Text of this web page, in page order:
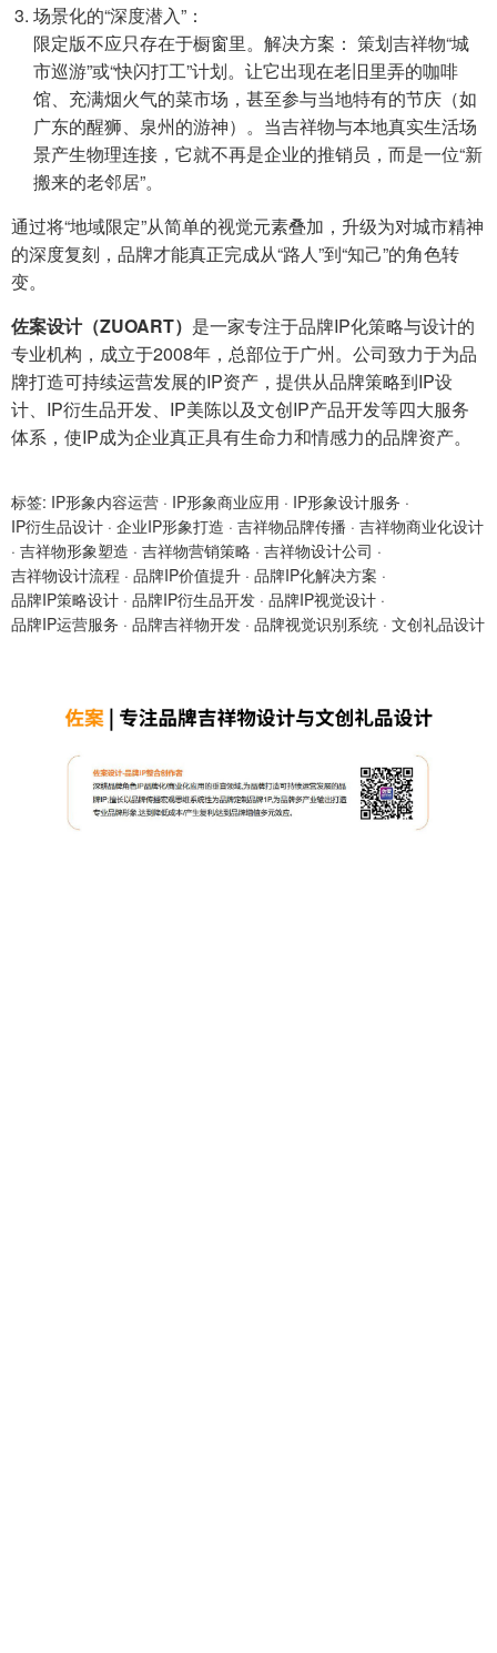
场景化的“深度潜入”：
限定版不应只存在于橱窗里。解决方案： 策划吉祥物“城
市巡游”或“快闪打工”计划。让它出现在老旧里弄的咖啡
馆、充满烟火气的菜市场，甚至参与当地特有的节庆（如
广东的醒狮、泉州的游神）。当吉祥物与本地真实生活场
景产生物理连接，它就不再是企业的推销员，而是一位“新
搬来的老邻居”。
通过将“地域限定”从简单的视觉元素叠加，升级为对城市精神
的深度复刻，品牌才能真正完成从“路人”到“知己”的角色转
变。
佐案设计（ZUOART） 是一家专注于品牌IP化策略与设计的
专业机构，成立于2008年，总部位于广州。公司致力于为品
牌打造可持续运营发展的IP资产，提供从品牌策略到IP设
计、IP衍生品开发、IP美陈以及文创IP产品开发等四大服务
体系，使IP成为企业真正具有生命力和情感力的品牌资产。
标签: IP形象内容运营 · IP形象商业应用 · IP形象设计服务 ·
IP衍生品设计 · 企业IP形象打造 · 吉祥物品牌传播 · 吉祥物商业化设计
· 吉祥物形象塑造 · 吉祥物营销策略 · 吉祥物设计公司 ·
吉祥物设计流程 · 品牌IP价值提升 · 品牌IP化解决方案 ·
品牌IP策略设计 · 品牌IP衍生品开发 · 品牌IP视觉设计 ·
品牌IP运营服务 · 品牌吉祥物开发 · 品牌视觉识别系统 · 文创礼品设计